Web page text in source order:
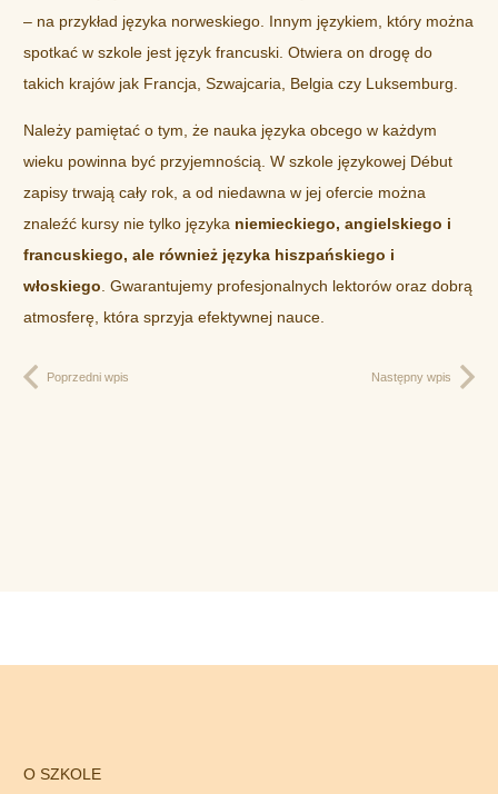
– na przykład języka norweskiego. Innym językiem, który można
spotkać w szkole jest język francuski. Otwiera on drogę do
takich krajów jak Francja, Szwajcaria, Belgia czy Luksemburg.
Należy pamiętać o tym, że nauka języka obcego w każdym
wieku powinna być przyjemnością. W szkole językowej Début
zapisy trwają cały rok, a od niedawna w jej ofercie można
znaleźć kursy nie tylko języka niemieckiego, angielskiego i
francuskiego, ale również języka hiszpańskiego i
włoskiego . Gwarantujemy profesjonalnych lektorów oraz dobrą
atmosferę, która sprzyja efektywnej nauce.
Poprzedni wpis Następny wpis
O SZKOLE